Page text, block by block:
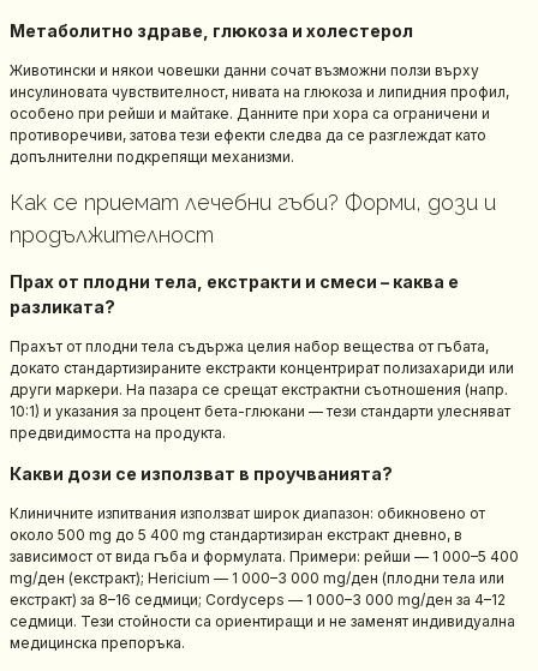
Метаболитно здраве, глюкоза и холестерол
Животински и някои човешки данни сочат възможни ползи върху
инсулиновата чувствителност, нивата на глюкоза и липидния профил,
особено при рейши и майтаке. Данните при хора са ограничени и
противоречиви, затова тези ефекти следва да се разглеждат като
допълнителни подкрепящи механизми.
Как се приемат лечебни гъби? Форми, дози и
продължителност
Прах от плодни тела, екстракти и смеси – каква е
разликата?
Прахът от плодни тела съдържа целия набор вещества от гъбата,
докато стандартизираните екстракти концентрират полизахариди или
други маркери. На пазара се срещат екстрактни съотношения (напр.
10:1) и указания за процент бета-глюкани — тези стандарти улесняват
предвидимостта на продукта.
Какви дози се използват в проучванията?
Клиничните изпитвания използват широк диапазон: обикновено от
около 500 mg до 5 400 mg стандартизиран екстракт дневно, в
зависимост от вида гъба и формулата. Примери: рейши — 1 000–5 400
mg/ден (екстракт); Hericium — 1 000–3 000 mg/ден (плодни тела или
екстракт) за 8–16 седмици; Cordyceps — 1 000–3 000 mg/ден за 4–12
седмици. Тези стойности са ориентиращи и не заменят индивидуална
медицинска препоръка.